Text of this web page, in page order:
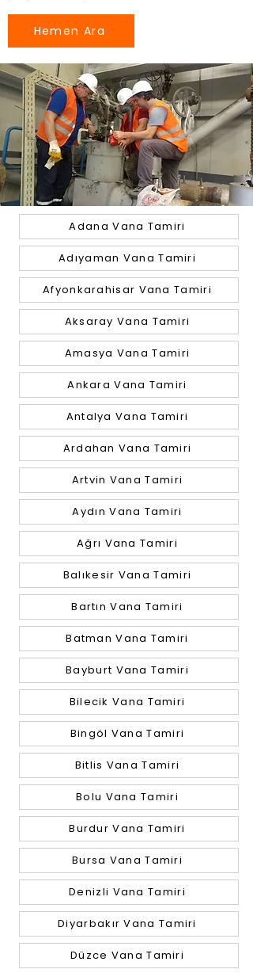
Hemen Ara
Adana Vana Tamiri
Adıyaman Vana Tamiri
Afyonkarahisar Vana Tamiri
Aksaray Vana Tamiri
Amasya Vana Tamiri
Ankara Vana Tamiri
Antalya Vana Tamiri
Ardahan Vana Tamiri
Artvin Vana Tamiri
Aydın Vana Tamiri
Ağrı Vana Tamiri
Balıkesir Vana Tamiri
Bartın Vana Tamiri
Batman Vana Tamiri
Bayburt Vana Tamiri
Bilecik Vana Tamiri
Bingöl Vana Tamiri
Bitlis Vana Tamiri
Bolu Vana Tamiri
Burdur Vana Tamiri
Bursa Vana Tamiri
Denizli Vana Tamiri
Diyarbakır Vana Tamiri
Düzce Vana Tamiri